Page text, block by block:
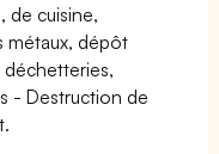
de cuisine,
métaux, dépôt
- Destruction de